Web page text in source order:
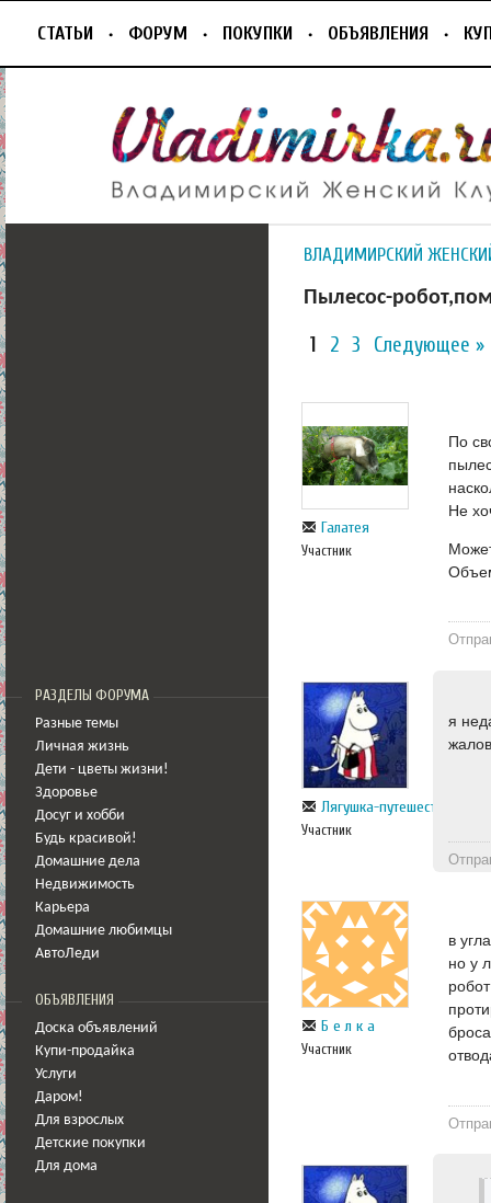
СТАТЬИ ФОРУМ ПОКУПКИ ОБЪЯВЛЕНИЯ
РАЗДЕЛЫ ФОРУМА
Разные темы
Личная жизнь
Дети - цветы жизни!
Здоровье
Досуг и хобби
Будь красивой!
Домашние дела
Недвижимость
Карьера
Домашние любимцы
АвтоЛеди
ОБЪЯВЛЕНИЯ
Доска объявлений
Купи-продайка
Услуги
Даром!
Для взрослых
Детские покупки
Для дома
ВЛАДИМИРСКИЙ
Пылесос-
1 2 3 Следующее »
Галатея
Участник
По
Не
Лягушка-путешественница
Участник
я
Б е л к а
Участник
в
но у